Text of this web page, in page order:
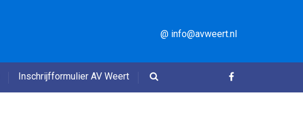
@ info@avweert.nl
Inschrijfformulier AV Weert